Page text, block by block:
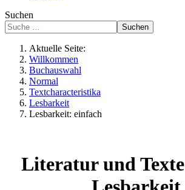
Suchen
Suchen
Aktuelle Seite:
Willkommen
Buchauswahl
Normal
Textcharacteristika
Lesbarkeit
Lesbarkeit: einfach
Literatur und